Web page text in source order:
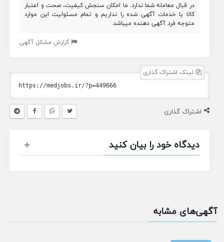
در قبال معامله شما ندارد. ما امکان سنجش کیفیت، صحت و اعتبار
کالا یا خدمات آگهی شده را نداریم و تمام مسئولیت این موارد
متوجه فرد آگهی دهنده میباشد.
گزارش مشکل آگهی
لینک اشتراک گذاری
اشتراک گذاری
دیدگاه خود را بیان کنید
آگهی‌های مشابه